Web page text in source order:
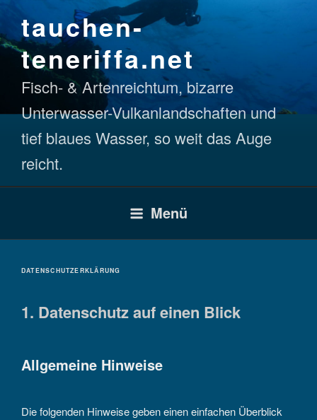
Zum
Inhalt
springentauchen-
teneriffa.net
Fisch- & Artenreichtum, bizarre
Unterwasser-Vulkanlandschaften und
tief blaues Wasser, so weit das Auge
reicht.
Menü
DATENSCHUTZERKLÄRUNG
1. Datenschutz auf einen Blick
Allgemeine Hinweise
Die folgenden Hinweise geben einen einfachen Überblick